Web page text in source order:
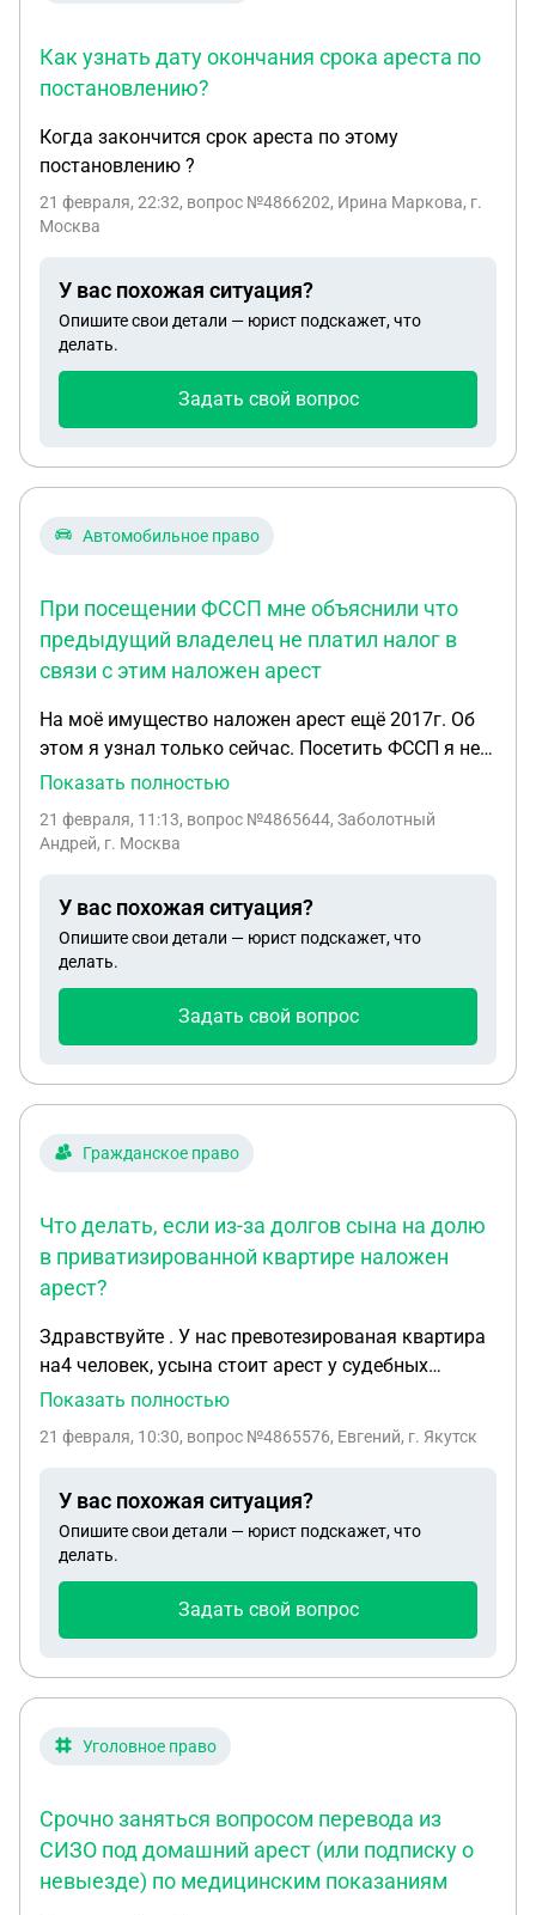
Как узнать дату окончания срока ареста по
постановлению?
Когда закончится срок ареста по этому
постановлению ?
21 февраля, 22:32, вопрос №4866202, Ирина Маркова, г.
Москва
У вас похожая ситуация?
Опишите свои детали — юрист подскажет, что
делать.
Задать свой вопрос
Автомобильное право
При посещении ФССП мне объяснили что
предыдущий владелец не платил налог в
связи с этим наложен арест
На моё имущество наложен арест ещё 2017г. Об
этом я узнал только сейчас. Посетить ФССП я не
могу так как работаю за границей. И номер
Посещение моими родственниками ФССП ни чего
2021г я узнал что на автомобиль стоит
ограничение по прадаже. При посещении ФССП
мне объяснили что предыдущий владелец не
платил налог в связи с этим наложен арест. На
тот момент автомобиль уже был зарегистрирован
Показать полностью
21 февраля, 11:13, вопрос №4865644, Заболотный
Андрей, г. Москва
У вас похожая ситуация?
Опишите свои детали — юрист подскажет, что
делать.
Задать свой вопрос
Гражданское право
Что делать, если из-за долгов сына на долю
в приватизированной квартире наложен
арест?
Здравствуйте . У нас превотезированая квартира
на4 человек, усына стоит арест у судебных
пристовов за долг инехо чит платить и нам не
землю и непрадает нам долю, что делает
Показать полностью
21 февраля, 10:30, вопрос №4865576, Евгений, г. Якутск
У вас похожая ситуация?
Опишите свои детали — юрист подскажет, что
делать.
Задать свой вопрос
Уголовное право
Срочно заняться вопросом перевода из
СИЗО под домашний арест (или подписку о
невыезде) по медицинским показаниям